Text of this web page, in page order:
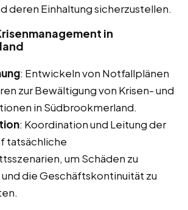
deren Einhaltung sicherzustellen.
in
: Entwickeln von Notfallplänen
zur Bewältigung von Krisen- und
in Südbrookmerland.
: Koordination und Leitung der
tatsächliche
um Schäden zu
die Geschäftskontinuität zu